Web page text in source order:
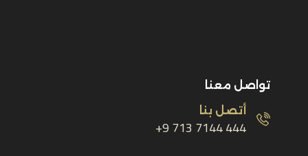
تواصل معنا
أتصل بنا
444 7144 713 9+